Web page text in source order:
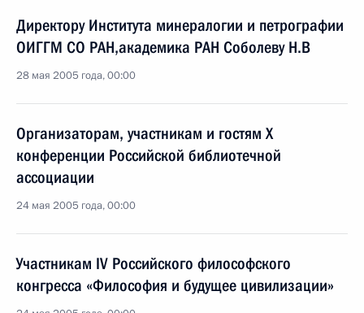
Директору Института минералогии и петрографии
ОИГГМ СО РАН,академика РАН Соболеву Н.В
28 мая 2005 года, 00:00
Организаторам, участникам и гостям X
конференции Российской библиотечной
ассоциации
24 мая 2005 года, 00:00
Участникам IV Российского философского
конгресса «Философия и будущее цивилизации»